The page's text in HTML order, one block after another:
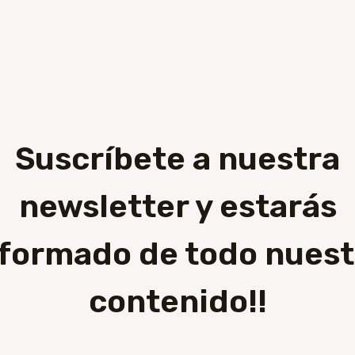
Suscríbete a nuestra
newsletter y estarás
de todo
contenido!!